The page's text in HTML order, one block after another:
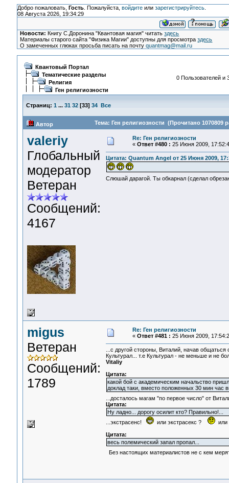
Добро пожаловать, Гость. Пожалуйста, войдитеили зарегистрируйтесь.
08 Августа 2026, 19:34:29
Новости: Книгу С.Доронина "Квантовая магия" читатьздесь
Материалы старого сайта "Физика Магии" доступны для просмотраздесь
О замеченных глюках просьба писать на почтуquantmag@mail.ru
Квантовый Портал
Тематические разделы
Религия
Ген религиозности
0 Пользователей и
Страниц: 1 ... 31 32[33] 34 Все
Автор Тема: Ген религиозности (Прочитано 1070809
valeriy
Глобальный
модератор
Ветеран
Сообщений:
4167
Re: Ген религиозности
« Ответ #480 : 25 Июня 2009,
Цитата: Quantum Angel от 25 Июня 2009,
Слюшай дарагой. Ты обкарнал (сделал
migus
Ветеран
Сообщений:
1789
Re: Ген религиозности
« Ответ #481 : 25 Июня 2009,
...с другой стороны, Виталий, начав
Культурал... т.е Культурал - не меньше и не
Vitaliy
Цитата:
какой бой с академическим начальство
доклад таки, вместо положенных 30 мин
...досталось магам "по первое число" от
Цитата:
Ну ладно... дорогу осилит кто? Правильно!...
...экстрасенс!
или экстрасекс ?
или
Цитата:
весь полемический запал пропал...
Без настоящих материалистов не с кем